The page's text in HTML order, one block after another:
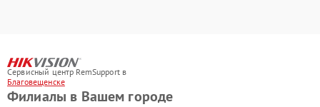
Сервисный центр RemSupport в
Благовещенске
Филиалы в Вашем городе